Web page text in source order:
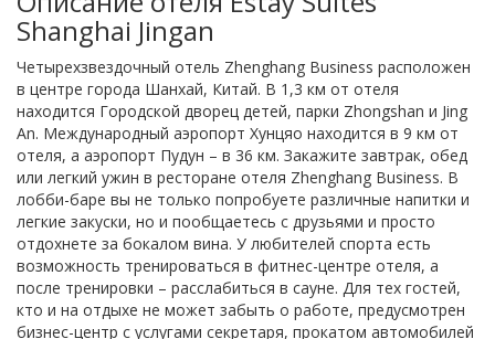
Shanghai Jingan
Четырехзвездочный отель Zhenghang Business расположен
в центре города Шанхай, Китай. В 1,3 км от отеля
находится Городской дворец детей, парки Zhongshan и Jing
An. Международный аэропорт Хунцяо находится в 9 км от
отеля, а аэропорт Пудун – в 36 км. Закажите завтрак, обед
или легкий ужин в ресторане отеля Zhenghang Business. В
лобби-баре вы не только попробуете различные напитки и
легкие закуски, но и пообщаетесь с друзьями и просто
отдохнете за бокалом вина. У любителей спорта есть
возможность тренироваться в фитнес-центре отеля, а
после тренировки – расслабиться в сауне. Для тех гостей,
кто и на отдыхе не может забыть о работе, предусмотрен
бизнес-центр с услугами секретаря, прокатом автомобилей